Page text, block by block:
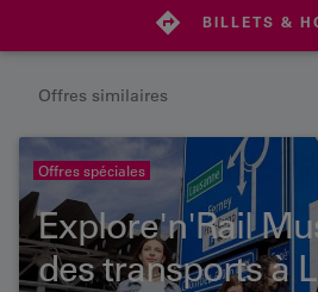
BILLETS &
Offres similaires
Offres spéciales
Explore'n'Rail
des transports à